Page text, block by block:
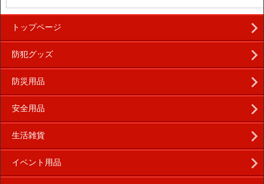
トップページ
防犯グッズ
防災用品
安全用品
生活雑貨
イベント用品